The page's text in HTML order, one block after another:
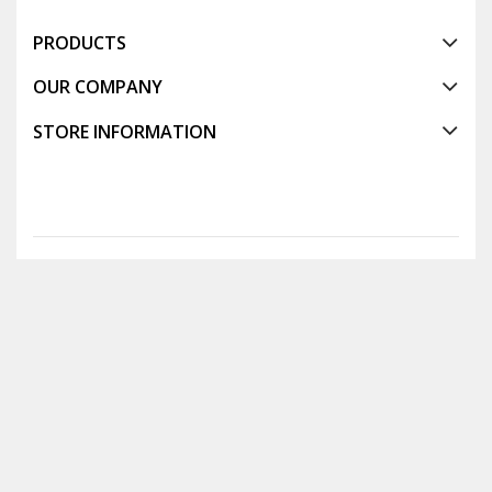
PRODUCTS
OUR COMPANY
STORE INFORMATION